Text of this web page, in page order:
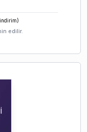
indirim)
edilir.